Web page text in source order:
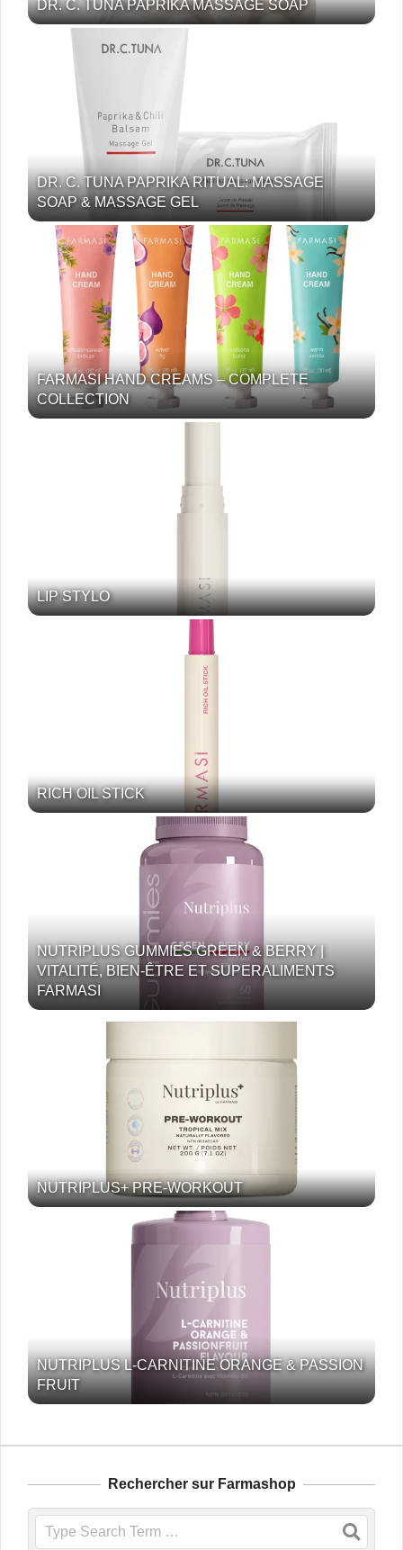
DR. C. TUNA PAPRIKA MASSAGE SOAP
DR. C. TUNA PAPRIKA RITUAL: MASSAGE
SOAP & MASSAGE GEL
FARMASI HAND CREAMS – COMPLETE
COLLECTION
LIP STYLO
RICH OIL STICK
NUTRIPLUS GUMMIES GREEN & BERRY |
VITALITÉ, BIEN-ÊTRE ET SUPERALIMENTS
FARMASI
NUTRIPLUS+ PRE-WORKOUT
NUTRIPLUS L-CARNITINE ORANGE & PASSION
FRUIT
Rechercher sur Farmashop
Search